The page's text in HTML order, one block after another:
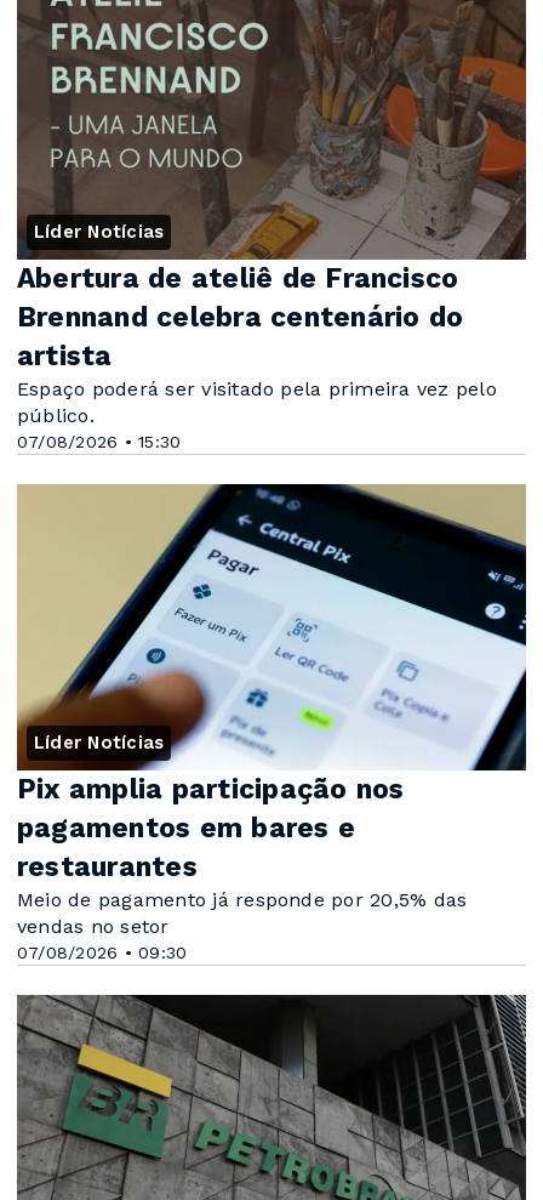
Líder Notícias
07/08/2026 • 15:30
Abertura de ateliê de Francisco
Brennand celebra centenário do
artista
Espaço poderá ser visitado pela primeira vez pelo
público.
Líder Notícias
07/08/2026 • 09:30
Pix amplia participação nos
pagamentos em bares e
restaurantes
Meio de pagamento já responde por 20,5% das
vendas no setor